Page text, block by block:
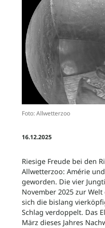
Foto: Allwetterzoo
16.12.2025
Riesige Freude bei den
Allwetterzoo: Amérie
geworden. Die vier
November 2025 zur
sich die bislang
Schlag verdoppelt. Das
März dieses Jahres
Stellenangebote
Geschichte
Zoo-Ordnung